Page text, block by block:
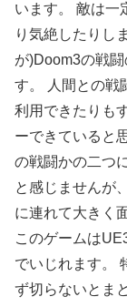
います。 敵は一
り気絶したりし
が)Doom3の戦
す。 人間との戦
利用できたりも
ーできていると
の戦闘かの二つ
と感じませんが
に連れて大きく
このゲームは
でいじれます。
ず切らないとま